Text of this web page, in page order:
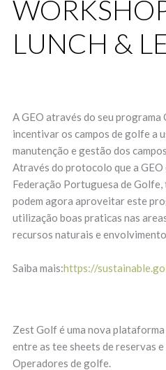
LUNCH &
A GEO através do seu programa
incentivar os campos de golfe a
manutenção e gestão dos
Através do protocolo que a GEO
Federação Portuguesa de
podem agora aproveitar este
utilização boas praticas nas
recursos naturais e
Saiba mais:https://
Zest Golf é uma nova
entre as tee sheets de reservas
Operadores de golfe.